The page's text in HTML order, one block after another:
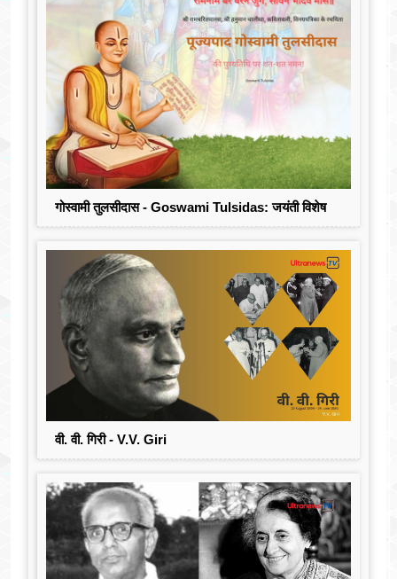
गोस्वामी तुलसीदास - Goswami Tulsidas: जयंती विशेष
वी. वी. गिरी - V.V. Giri